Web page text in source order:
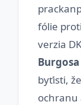
fólie
verzia
byťisti,
ochranu